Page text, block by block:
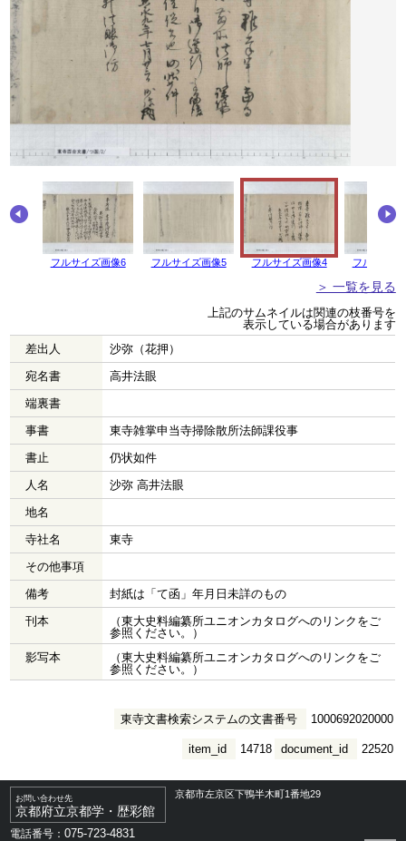
フルサイズ画像6 フルサイズ画像5 フルサイズ画像4 フルサイズ
＞ 一覧を見る
上記のサムネイルは関連の枝番号を
表示している場合があります
差出人
沙弥（花押）
宛名書
高井法眼
端裏書
事書
東寺雑掌申当寺掃除散所法師課役事
書止
仍状如件
人名
沙弥 高井法眼
地名
寺社名
東寺
その他事項
備考
封紙は「て函」年月日未詳のもの
刊本
（東大史料編纂所ユニオンカタログへのリンクをご
参照ください。）
影写本
（東大史料編纂所ユニオンカタログへのリンクをご
参照ください。）
東寺文書検索システムの文書番号 1000692020000
document_id 22520
item_id 14718
お問い合わせ先
京都府立京都学・歴彩館
京都市左京区下鴨半木町1番地29
電話番号：075-723-4831